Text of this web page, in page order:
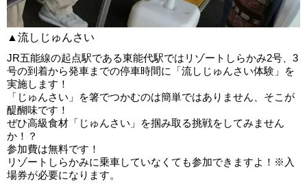
▲流しじゅんさい
JR五能線の起点駅である東能代駅ではリゾートしらかみ2号、3
号の到着から発車までの停車時間に「流しじゅんさい体験」を
実施します！
「じゅんさい」を箸でつかむのは簡単ではありません、そこが
醍醐味です！
ぜひ高級食材「じゅんさい」を掴み取る挑戦をしてみません
か！？
参加費は無料です！
リゾートしらかみに乗車していなくても参加できますよ！※入
場券が必要になります。